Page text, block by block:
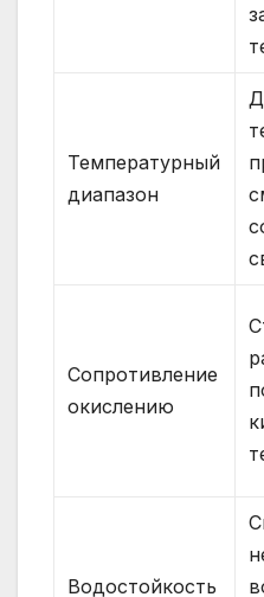
Температурный
диапазон
Сопротивление
окислению
Водостойкость